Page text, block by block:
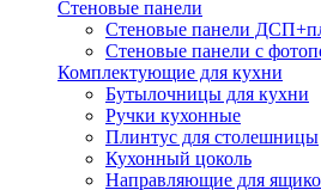
Стеновые панели
Стеновые панели
Стеновые панели с
Комплектующие для кухни
Бутылочницы для кухни
Ручки кухонные
Плинтус для столешницы
Кухонный цоколь
Направляющие для